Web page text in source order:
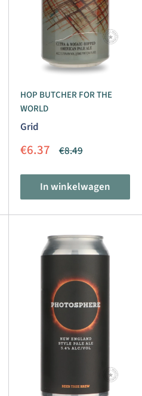
HOP BUTCHER FOR THE
WORLD
Grid
Aanbiedingsprijs
€6.37 Normale
€8.49
In winkelwagen